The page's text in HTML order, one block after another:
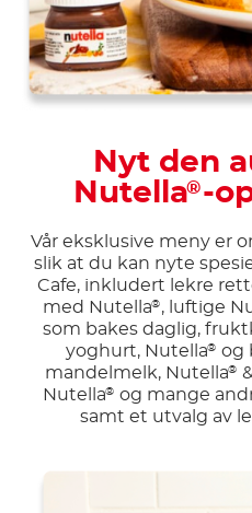
Nyt den
Nutella®-
Vår eksklusive meny er
slik at du kan nyte
Cafe, inkludert lekre
med Nutella® , luftige
som bakes daglig,
yoghurt, Nutella® og
mandelmelk, Nutella®
Nutella® og mange
samt et utvalg av